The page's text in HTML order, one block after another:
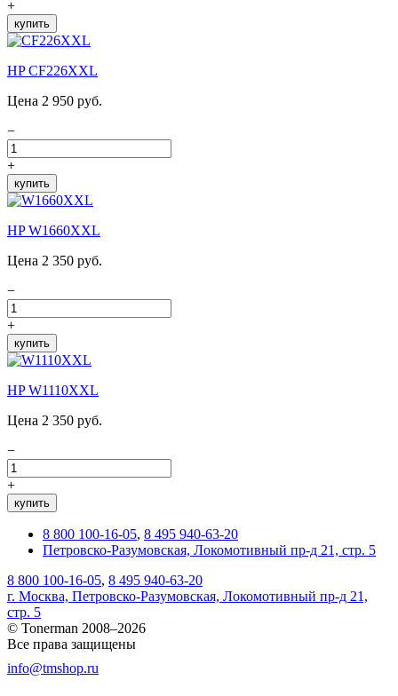
+
купить
HP CF226XXL
Цена 2 950 руб.
−
+
купить
HP W1660XXL
Цена 2 350 руб.
−
+
купить
HP W1110XXL
Цена 2 350 руб.
−
+
купить
8 800 100-16-05, 8 495 940-63-20
Петровско-Разумовская, Локомотивный пр-д 21, стр. 5
8 800 100-16-05, 8 495 940-63-20
г. Москва, Петровско-Разумовская, Локомотивный пр-д 21,
стр. 5
© Tonerman 2008–2026
Все права защищены
info@tmshop.ru